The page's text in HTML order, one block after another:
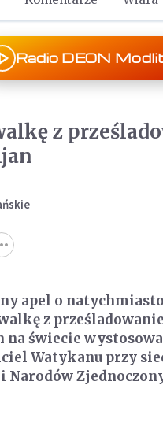
Radio DEON
z
apel o
z
na świecie
Watykanu przy
Narodów